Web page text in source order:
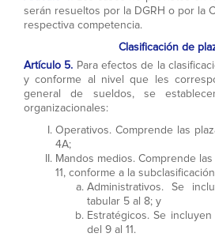
serán resueltos por la DGRH o por la
respectiva competencia.
Clasificación de
Artículo 5. Para efectos de la
y conforme al nivel que les
general de sueldos, se
organizacionales:
Operativos. Comprende las
4A;
Mandos medios. Comprende
11, conforme a la
Administrativos. Se
tabular 5 al 8; y
Estratégicos. Se
del 9 al 11.